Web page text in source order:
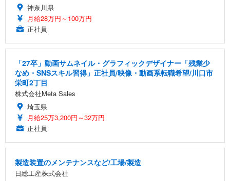
神奈川県
月給28万円～100万円
正社員
「27卒」動画サムネイル・グラフィックデザイナー「残業少
なめ・SNSスキル習得」正社員/映像・動画系転職希望/川口市
栄町2丁目
株式会社Meta Sales
埼玉県
月給25万3,200円～32万円
正社員
製造装置のメンテナンスなど/工場/製造
日総工産株式会社